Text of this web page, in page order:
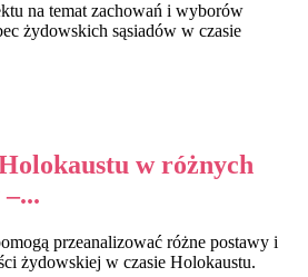
na temat zachowań i wyborów
żydowskich sąsiadów w czasie
w różnych
przeanalizować różne postawy i
żydowskiej w czasie Holokaustu.